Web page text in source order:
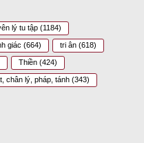
lý tu tập (1184)
giác (664) tri ân (618)
Thiền (424)
chân lý, pháp, tánh (343)